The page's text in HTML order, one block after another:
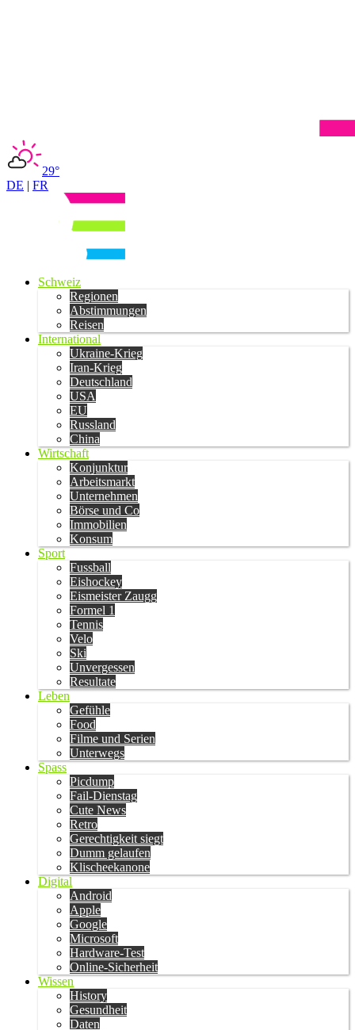
29°
DE | FR
Schweiz
Regionen
Abstimmungen
Reisen
International
Ukraine-Krieg
Iran-Krieg
Deutschland
USA
EU
Russland
China
Wirtschaft
Konjunktur
Arbeitsmarkt
Unternehmen
Börse und Co
Immobilien
Konsum
Sport
Fussball
Eishockey
Eismeister Zaugg
Formel 1
Tennis
Velo
Ski
Unvergessen
Resultate
Leben
Gefühle
Food
Filme und Serien
Unterwegs
Spass
Picdump
Fail-Dienstag
Cute News
Retro
Gerechtigkeit siegt
Dumm gelaufen
Klischeekanone
Digital
Android
Apple
Google
Microsoft
Hardware-Test
Online-Sicherheit
Wissen
History
Gesundheit
Daten